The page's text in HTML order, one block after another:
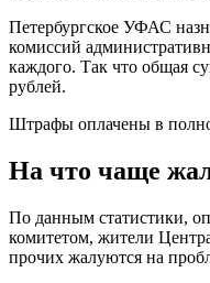
Петербургское УФАС
комиссий
каждого. Так что общая
рублей.
Штрафы оплачены в
На что чаще
По данным статистики,
комитетом, жители
прочих жалуются на